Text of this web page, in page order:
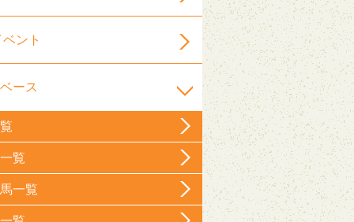
ント
ース
覧
一覧